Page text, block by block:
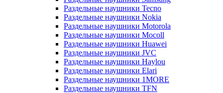
Раздельные наушники Tecno
Раздельные наушники Nokia
Раздельные наушники Motorola
Раздельные наушники Mocoll
Раздельные наушники Huawei
Раздельные наушники JVC
Раздельные наушники Haylou
Раздельные наушники Elari
Раздельные наушники 1MORE
Раздельные наушники TFN